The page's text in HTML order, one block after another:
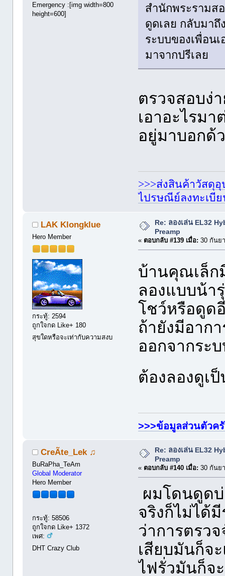
Emergency :[img width=800
height=600]
สำนักพระรามส
ดูดเลย กลับมาถึ
ระบบของเพื่อน
มาจากปรีเลย
ตรวจสอบง่
เอาอะไรม
อยู่มาบอกด้
>>>ส่งสินค้าวัสดุ
ไปรษณีย์ลงทะเบีย
LAK Klongklue
Hero Member
กระทู้: 2594
ถูกใจกด Like+ 180
สุขใดหรือจะเท่ากับความสงบ
Re: ลองเล่น EL32
Preamp
« ตอบกลับ #139 เมื่อ: 30 กันย
บ้านคุณเล็ก
ลองแบบน้า
โชว์หรือดูด
ถ้ายังมีอาก
ออกจากระ
ต้องลองดูเ
>>>ข้อมูลส่วนตัวค
CreÃte_Lek ♫
BuRaPha_TeAm
Global Moderator
Hero Member
กระทู้: 58506
ถูกใจกด Like+ 1372
เพศ:
DHT Crazy Club
Re: ลองเล่น EL32
Preamp
« ตอบกลับ #140 เมื่อ: 30 กันย
ผมโดนดูดบ่
จริงก็ไม่ได้
ว่าการตรว
เสียบมันก็จ
ไฟรั่วมันก็จ